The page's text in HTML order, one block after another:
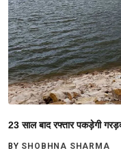
23 साल बाद रफ्तार पकड़ेगी
BY SHOBHNA SHARMA